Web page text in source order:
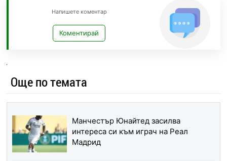
Напишете коментар
Коментирай
Още по темата
Манчестър Юнайтед засилва
интереса си към играч на Реал
Мадрид